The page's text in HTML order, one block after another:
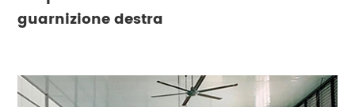
guarnizione destra